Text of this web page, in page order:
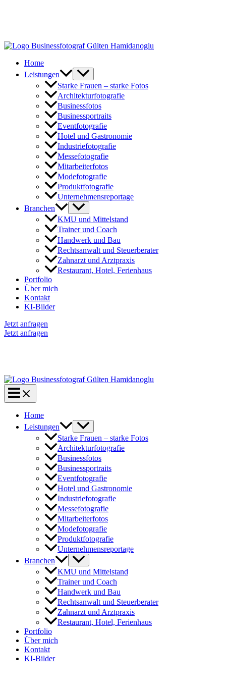
Home
Leistungen
Starke Frauen – starke Fotos
Architekturfotografie
Businessfotos
Businessportraits
Eventfotografie
Hotel und Gastronomie
Industriefotografie
Messefotografie
Mitarbeiterfotos
Modefotografie
Produktfotografie
Unternehmensreportage
Branchen
KMU und Mittelstand
Trainer und Coach
Handwerk und Bau
Rechtsanwalt und Steuerberater
Zahnarzt und Arztpraxis
Restaurant, Hotel, Ferienhaus
Portfolio
Über mich
Kontakt
KI-Bilder
Jetzt anfragen
Jetzt anfragen
Home
Leistungen
Starke Frauen – starke Fotos
Architekturfotografie
Businessfotos
Businessportraits
Eventfotografie
Hotel und Gastronomie
Industriefotografie
Messefotografie
Mitarbeiterfotos
Modefotografie
Produktfotografie
Unternehmensreportage
Branchen
KMU und Mittelstand
Trainer und Coach
Handwerk und Bau
Rechtsanwalt und Steuerberater
Zahnarzt und Arztpraxis
Restaurant, Hotel, Ferienhaus
Portfolio
Über mich
Kontakt
KI-Bilder